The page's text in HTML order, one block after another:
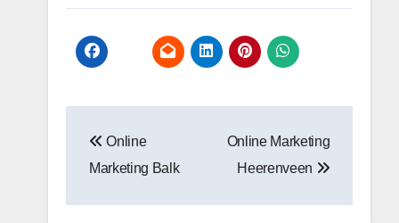
navigatie
Online
Marketing Balk
Online Marketing
Heerenveen